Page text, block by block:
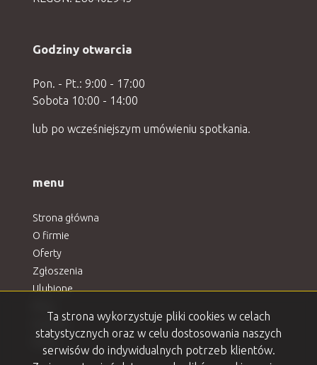
Godziny otwarcia
Pon. - Pt.: 9:00 - 17:00
Sobota 10:00 - 14:00
lub po wcześniejszym umówieniu spotkania.
menu
Strona główna
O firmie
Oferty
Zgłoszenia
Ulubione
Kontakt
Rodo
Ta strona wykorzystuje pliki cookies w celach
statystycznych oraz w celu dostosowania naszych
serwisów do indywidualnych potrzeb klientów.